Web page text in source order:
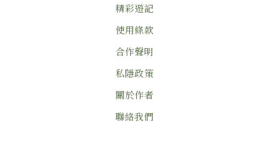
精彩遊記
使用條款
合作聲明
私隱政策
關於作者
聯絡我們